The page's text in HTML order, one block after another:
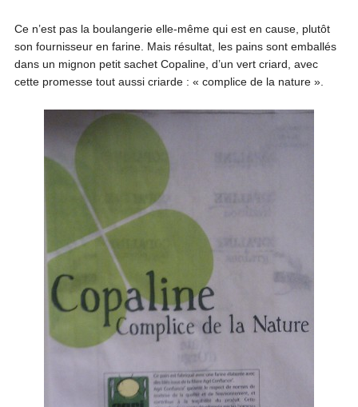
Ce n’est pas la boulangerie elle-même qui est en cause, plutôt
son fournisseur en farine. Mais résultat, les pains sont emballés
dans un mignon petit sachet Copaline, d’un vert criard, avec
cette promesse tout aussi criarde : « complice de la nature ».